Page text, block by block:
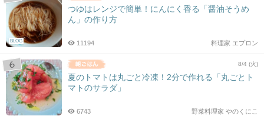
BLOG
つゆはレンジで簡単！にんにく香る「醤油そうめ
ん」の作り方
料理家 エプロン
11194
8/4 (火)
夏のトマトは丸ごと冷凍！2分で作れる「丸ごとト
マトのサラダ」
野菜料理家 やのくにこ
6743